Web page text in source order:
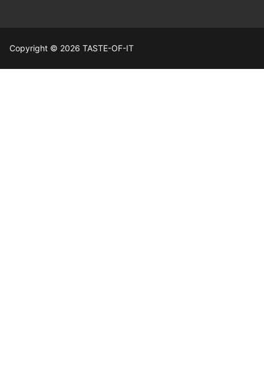
Copyright © 2026 TASTE-OF-IT